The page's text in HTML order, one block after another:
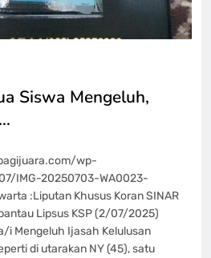
Siswa Mengeluh,
wp-
IMG-20250703-WA0023-
:Liputan Khusus Koran SINAR
Lipsus KSP (2/07/2025)
i Mengeluh Ijasah Kelulusan
di utarakan NY (45), satu